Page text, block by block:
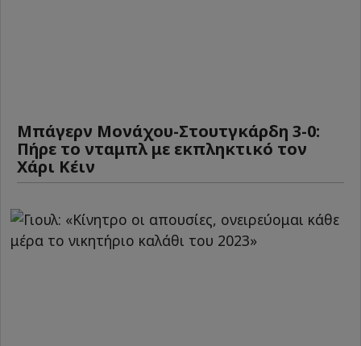
Μπάγερν Μονάχου-Στουτγκάρδη 3-0:
Πήρε το νταμπλ με εκπληκτικό τον
Χάρι Κέιν